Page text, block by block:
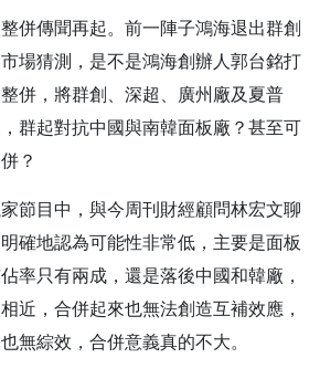
併傳聞再起。前一陣子鴻海退出群創
場猜測，是不是鴻海創辦人郭台銘打
併，將群創、深超、廣州廠及夏普
，群起對抗中國與南韓面板廠？甚至可
？
節目中，與今周刊財經顧問林宏文聊
確地認為可能性非常低，主要是面板
率只有兩成，還是落後中國和韓廠，
近，合併起來也無法創造互補效應，
無綜效，合併意義真的不大。